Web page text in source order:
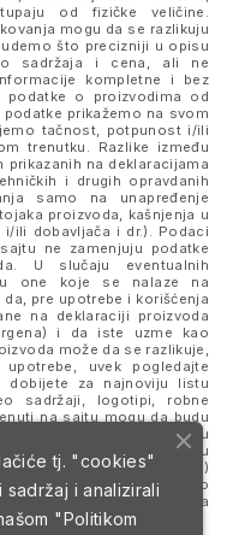
od fizičke veličine.
mogu da se razlikuju
što precizniji u opisu
sadržaja i cena, ali ne
kompletne i bez
podatke o proizvodima od
prikažemo na svom
tačnost, potpunost i/ili
trenutku. Razlike između
na deklaracijama
i drugih opravdanih
samo na unapređenje
proizvoda, kašnjenja u
ili dobavljača i dr.). Podaci
ne zamenjuju podatke
U slučaju eventualnih
one koje se nalaze na
pre upotrebe i korišćenja
na deklaraciji proizvoda
i da iste uzme kao
može da se razlikuje,
uvek pogledajte
dobijete za najnoviju listu
sadržaji, logotipi, robne
na sajtu mogu da budu
prikazani na sajtu
i ne podrazumeva se da su
izražene u dinarima (RSD)
omogućeno isključivo
ovog sajta slažete se sa
i prodaje.
tj. "cookies"
i analizirali
"Politikom